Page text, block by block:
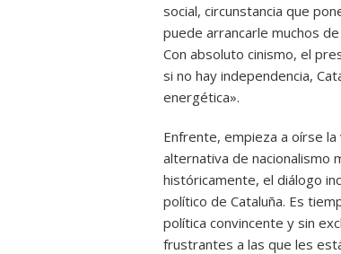
social, circunstancia que
puede arrancarle muchos
Con absoluto cinismo, el
si no hay independencia,
energética».
Enfrente, empieza a oírse
alternativa de nacionalismo
históricamente, el diálogo
político de Cataluña. Es
política convincente y sin
frustrantes a las que les